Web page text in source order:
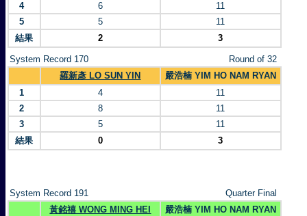
4
6
11
5
5
11
結果
2 3
System Record 170
Round of 32
羅新彥 LO SUN YIN
嚴浩楠 YIM HO NAM RYAN
1
4
11
2
8
11
3
5
11
結果
0 3
System Record 191
Quarter Final
黃銘禧 WONG MING HEI
嚴浩楠 YIM HO NAM RYAN